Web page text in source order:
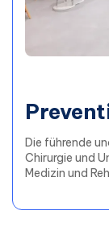
Die führende
Chirurgie und
Medizin und